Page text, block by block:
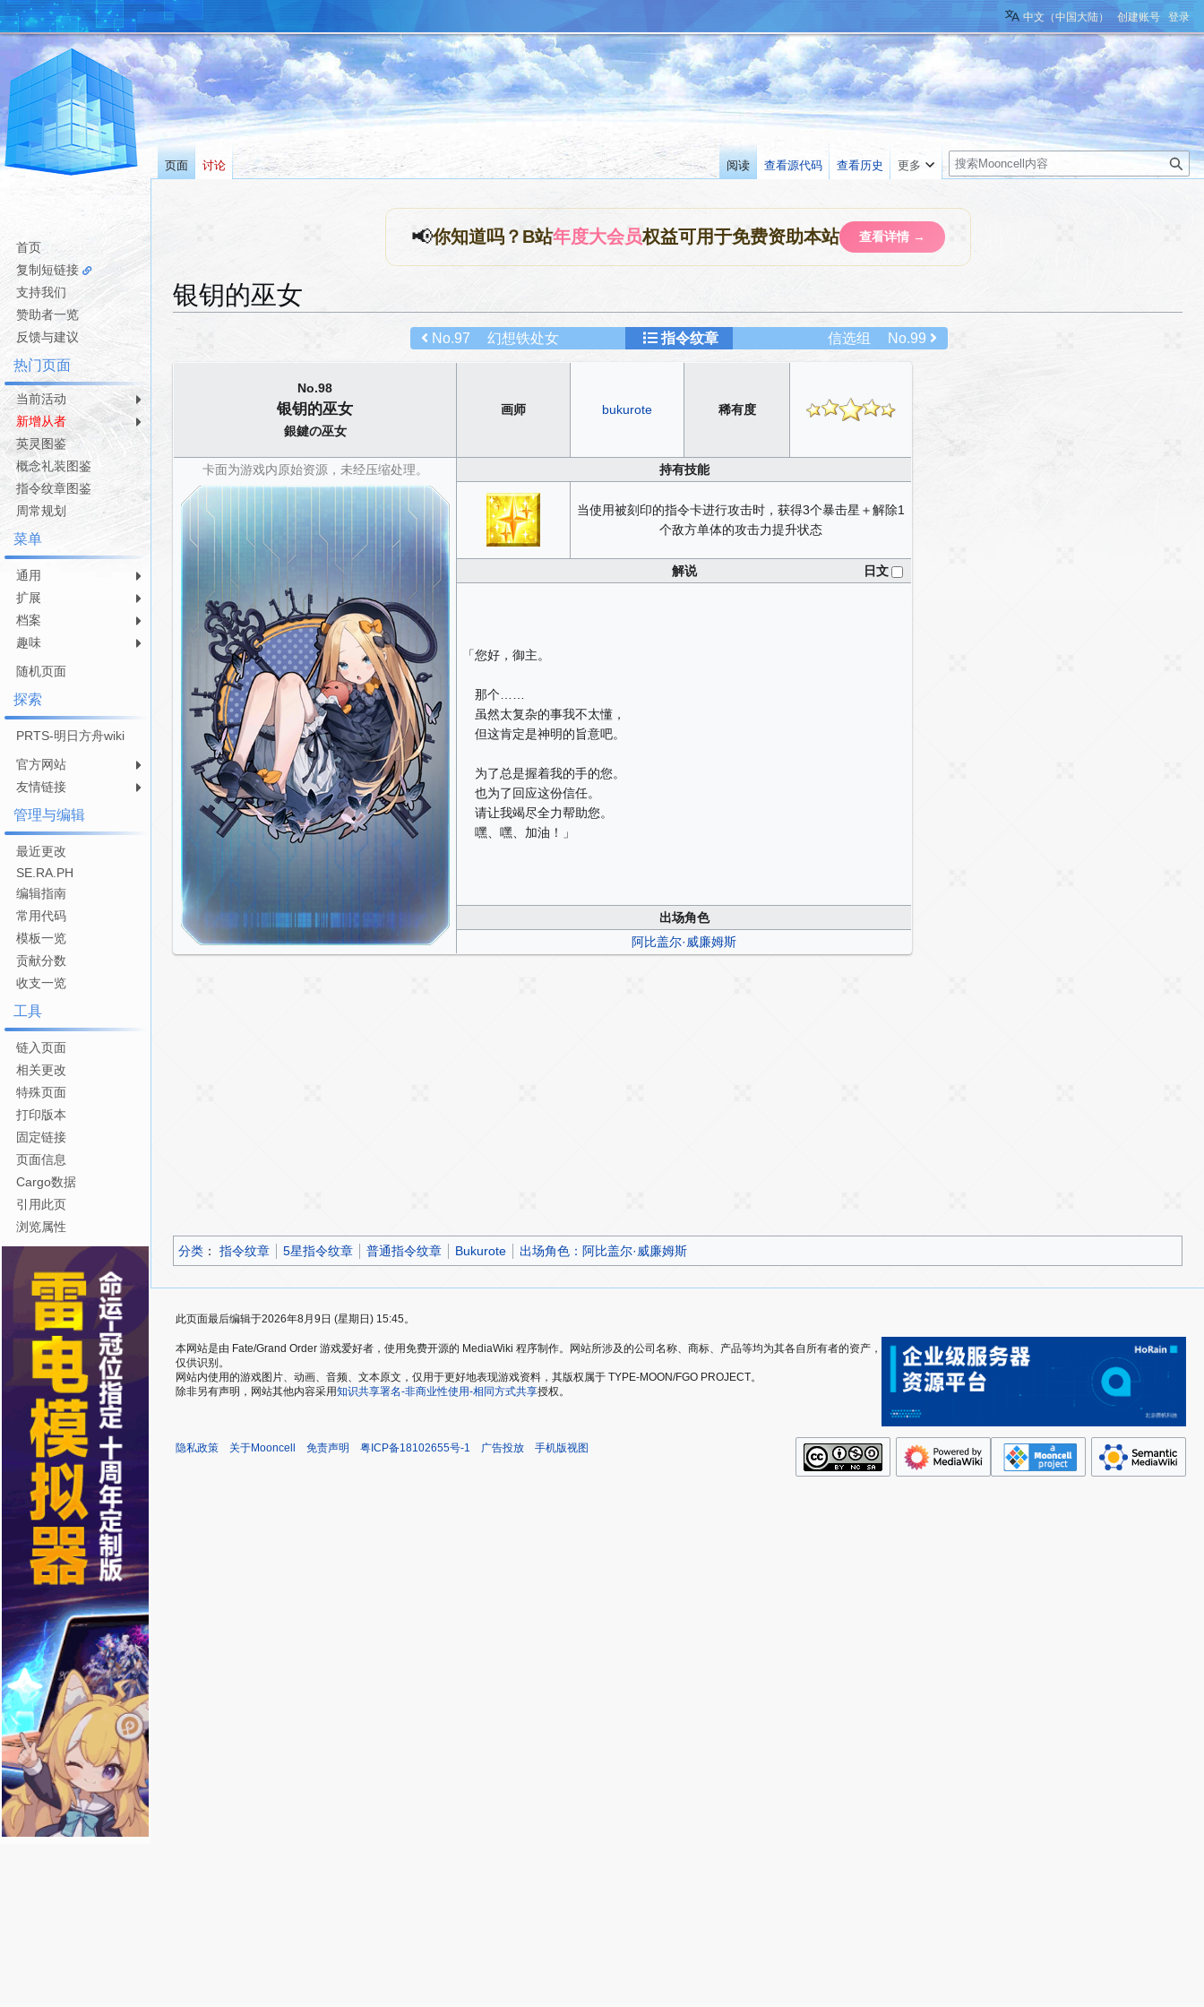
📢你知道吗？B站年度大会员权益可用于免费资助本站 查看详情 →
银钥的巫女
指令纹章
No.97 幻想铁处女 No.99
信选组
No.98
银钥的巫女
銀鍵の巫女
画师 bukurote 稀有度
卡面为游戏内原始资源，未经压缩处理。 持有技能
当使用被刻印的指令卡进行攻击时，获得3个暴击星＋解除1
个敌方单体的攻击力提升状态
解说 日文
「您好，御主。
那个……
虽然太复杂的事我不太懂，
但这肯定是神明的旨意吧。
为了总是握着我的手的您。
也为了回应这份信任。
请让我竭尽全力帮助您。
嘿、嘿、加油！」
出场角色
阿比盖尔·威廉姆斯
分类 ：​ 指令纹章 5星指令纹章 普通指令纹章 Bukurote 出场角色：阿比盖尔·威廉姆斯
中文（中国大陆） 创建账号 登录
页面 讨论 阅读 查看源代码 查看历史 更多
搜
索
首页
复制短链接
支持我们
赞助者一览
反馈与建议
热门页面
当前活动
新增从者
英灵图鉴
概念礼装图鉴
指令纹章图鉴
周常规划
菜单
通用
扩展
档案
趣味
随机页面
探索
PRTS-明日方舟wiki
官方网站
友情链接
管理与编辑
最近更改
SE.RA.PH
编辑指南
常用代码
模板一览
贡献分数
收支一览
工具
链入页面
相关更改
特殊页面
打印版本
固定链接
页面信息
Cargo数据
引用此页
浏览属性
此页面最后编辑于2026年8月9日 (星期日) 15:45。
本网站是由 Fate/Grand Order 游戏爱好者，使用免费开源的 MediaWiki 程序制作。网站所涉及的公司名称、商标、产品等均为其各自所有者的资产，
仅供识别。
网站内使用的游戏图片、动画、音频、文本原文，仅用于更好地表现游戏资料，其版权属于 TYPE-MOON/FGO PROJECT。
除非另有声明，网站其他内容采用知识共享署名-非商业性使用-相同方式共享授权。
隐私政策 关于Mooncell 免责声明 粤ICP备18102655号-1 广告投放 手机版视图